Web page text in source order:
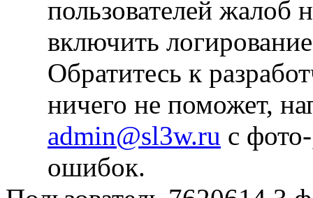
пользователей жалоб
включить
Обратитесь к
ничего не поможет,
admin@sl3w.ru с
ошибок.